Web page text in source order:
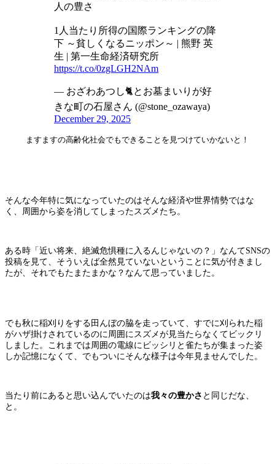
人の豊さ
1人当たり所得の国際ランキングの降
下 ～貧しくなるニッポン～ | 熊野 英
生 | 第一生命経済研究所
https://t.co/0zgLGH2NAm
— おざわあつし🐈とお墓まいりが好
きな町の石屋さん (@stone_ozawaya)
December 29, 2025
ますますの高齢化社会でもできることを見つけていかないと！
そんな今年特に気になっていたのはそんな経済や世界情勢ではな
く、周囲から姿を消してしまったスズメたち。
ある時「近い将来、絶滅危惧種に入るんじゃないの？」なんてSNSの
投稿を見て、そういえば全然見ていないということに気が付きまし
たが、それでもたまたまかな？なんて思っていました。
でも秋に稲刈りをする田んぼの脇を走っていて、すでに刈られた稲
がハザ掛けされているのに周囲にスズメが見当たらなくてビックリ
しました。これまでは周囲の電線にビッシリと雀たちが集まった姿
しか記憶になくて、でもついにそんな様子は今年見ませんでした。
当たり前にあると思い込んでいたのは我々の豊かさ と同じだな、
と。